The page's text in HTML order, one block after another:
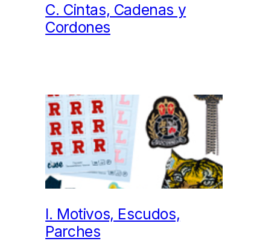
C. Cintas, Cadenas y
Cordones
I. Motivos, Escudos,
Parches